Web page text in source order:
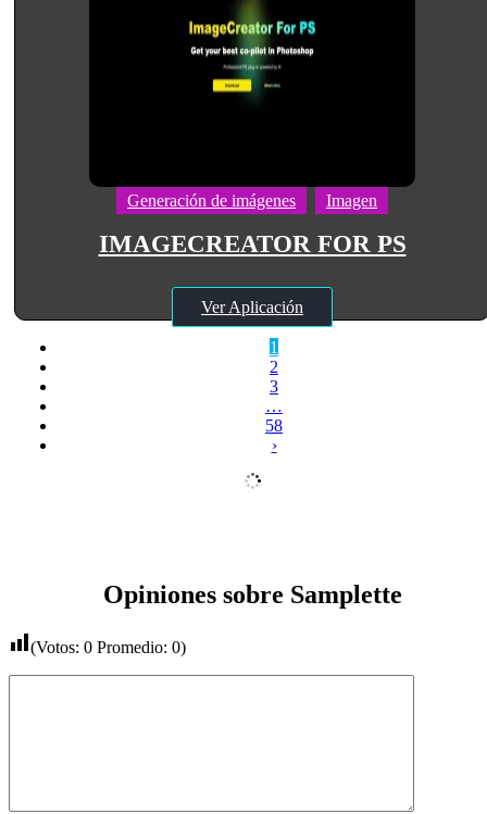
Generación de imágenes Imagen
IMAGECREATOR FOR PS
Ver Aplicación
1
2
3
…
58
›
Opiniones sobre Samplette
(Votos: 0 Promedio: 0)